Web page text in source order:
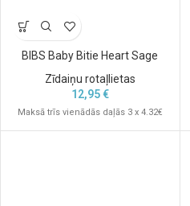
BIBS Baby Bitie Heart Sage
Zīdaiņu rotaļlietas
12,95€
Maksā trīs vienādās daļās 3 x 4.32€